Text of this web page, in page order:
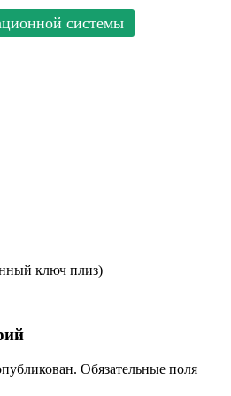
системы
ключ плиз)
Обязательные поля